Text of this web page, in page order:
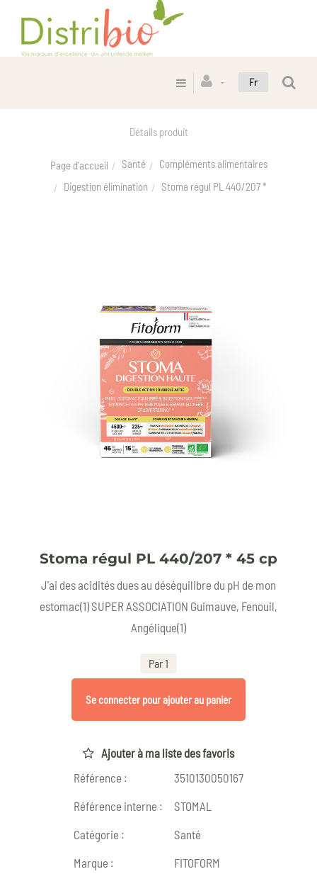
Fr
Détails produit
Page d'accueil Santé
Compléments alimentaires
Digestion élimination
Stoma régul PL 440/207 *
Stoma régul PL 440/207 * 45 cp
J'ai des acidités dues au déséquilibre du pH de mon
estomac(1) SUPER ASSOCIATION Guimauve, Fenouil,
Angélique(1)
Par 1
Se connecter pour ajouter au panier
Ajouter à ma liste des favoris
Référence :
3510130050167
Référence interne :
STOMAL
Catégorie :
Santé
Marque :
FITOFORM